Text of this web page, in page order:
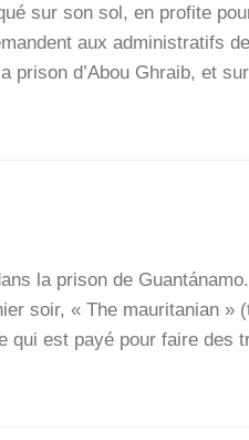
sur son sol, en pro­fite
aux admi­nis­tra­tifs
pri­son d’A­bou Ghraib, et
la pri­son de
soir, « The mau­ri­ta­nian »
qui est payé pour faire des